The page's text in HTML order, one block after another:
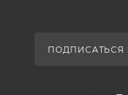
ПОДПИСАТЬСЯ